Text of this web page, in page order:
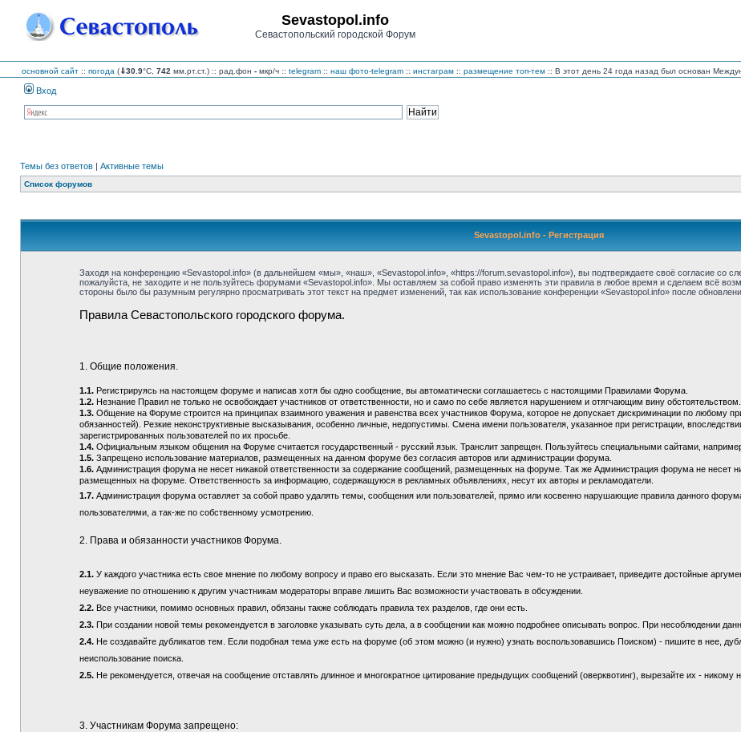
Sevastopol.info
Севастопольский городской Форум
основной сайт :: погода (⇓30.9°C, 742 мм.рт.ст.) :: рад.фон - мкр/ч :: telegram :: наш фото-telegram :: инстаграм :: размещение топ-тем :: В этот день 24 года назад был основан
Вход
Темы без ответов | Активные темы
Список форумов
Sevastopol.info - Регистрация
Заходя на конференцию «Sevastopol.info» (в дальнейшем «мы», «наш», «Sevastopol.info», «https://forum.sevastopol.info»), вы подтверждаете своё согласие со
пожалуйста, не заходите и не пользуйтесь форумами «Sevastopol.info». Мы оставляем за собой право изменять эти правила в любое время и сделаем всё
стороны было бы разумным регулярно просматривать этот текст на предмет изменений, так как использование конференции «Sevastopol.info» после
Правила Севастопольского городского форума.
1. Общие положения.
1.1.Регистрируясь на настоящем форуме и написав хотя бы одно сообщение, вы автоматически соглашаетесь с настоящими Правилами Форума.
1.2.Незнание Правил не только не освобождает участников от ответственности, но и само по себе является нарушением и отягчающим вину обстоятельством.
1.3.Общение на Форуме строится на принципах взаимного уважения и равенства всех участников Форума, которое не допускает дискриминации по любому
обязанностей). Резкие неконструктивные высказывания, особенно личные, недопустимы. Смена имени пользователя, указанное при регистрации,
зарегистрированных пользователей по их просьбе.
1.4.Официальным языком общения на Форуме считается государственный - русский язык. Транслит запрещен. Пользуйтесь специальными сайтами,
1.5.Запрещено использование материалов, размещенных на данном форуме без согласия авторов или администрации форума.
1.6. Администрация форума не несет никакой ответственности за содержание сообщений, размещенных на форуме. Так же Администрация форума не несет
размещенных на форуме. Ответственность за информацию, содержащуюся в рекламных объявлениях, несут их авторы и рекламодатели.
1.7. Администрация форума оставляет за собой право удалять темы, сообщения или пользователей, прямо или косвенно нарушающие правила данного
пользователями, а так-же по собственному усмотрению.
2. Права и обязанности участников Форума.
2.1.У каждого участника есть свое мнение по любому вопросу и право его высказать. Если это мнение Вас чем-то не устраивает, приведите достойные
неуважение по отношению к другим участникам модераторы вправе лишить Вас возможности участвовать в обсуждении.
2.2.Все участники, помимо основных правил, обязаны также соблюдать правила тех разделов, где они есть.
2.3.При создании новой темы рекомендуется в заголовке указывать суть дела, а в сообщении как можно подробнее описывать вопрос. При несоблюдении
2.4.Не создавайте дубликатов тем. Если подобная тема уже есть на форуме (об этом можно (и нужно) узнать воспользовавшись Поиском) - пишите в нее,
неиспользование поиска.
2.5.Не рекомендуется, отвечая на сообщение отставлять длинное и многократное цитирование предыдущих сообщений (оверквотинг), вырезайте их - никому
3. Участникам Форума запрещено: